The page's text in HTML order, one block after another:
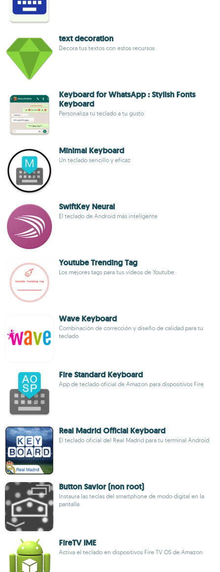
text decoration
Decora tus textos con estos recursos
Keyboard for WhatsApp : Stylish Fonts
Keyboard
Personaliza tu teclado a tu gusto
Minimal Keyboard
Un teclado sencillo y eficaz
SwiftKey Neural
El teclado de Android más inteligente
Youtube Trending Tag
Los mejores tags para tus vídeos de Youtube
Wave Keyboard
Combinación de corrección y diseño de calidad para tu
teclado
Fire Standard Keyboard
App de teclado oficial de Amazon para dispositivos Fire
Real Madrid Official Keyboard
El teclado oficial del Real Madrid para tu terminal Android
Button Savior (non root)
Instaura las teclas del smartphone de modo digital en la
pantalla
FireTV IME
Activa el teclado en dispositivos Fire TV OS de Amazon